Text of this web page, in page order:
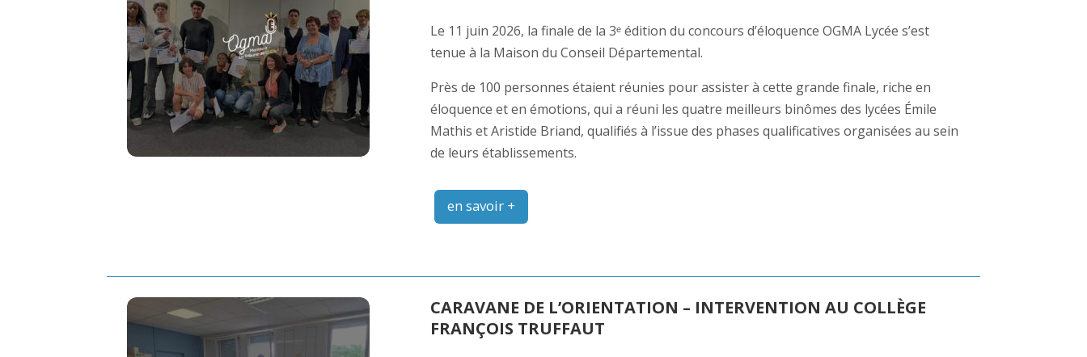
Le 11 juin 2026, la finale de la 3ᵉ édition du concours d’éloquence OGMA Lycée s’est
tenue à la Maison du Conseil Départemental.
Près de 100 personnes étaient réunies pour assister à cette grande finale, riche en
éloquence et en émotions, qui a réuni les quatre meilleurs binômes des lycées Émile
Mathis et Aristide Briand, qualifiés à l’issue des phases qualificatives organisées au sein
de leurs établissements.
en savoir +
CARAVANE DE L’ORIENTATION – INTERVENTION AU COLLÈGE
FRANÇOIS TRUFFAUT